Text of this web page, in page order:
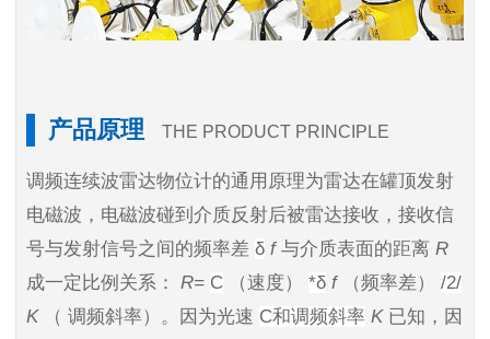
产品原理 THE PRODUCT PRINCIPLE
调频连续波雷达物位计的通用原理为雷达在罐顶发射
电磁波，电磁波碰到介质反射后被雷达接收，接收信
号与发射信号之间的频率差 δ f 与介质表面的距离 R
成一定比例关系：
R= C （速度） *δ f （频率差）
/2/
K
（ 调频斜率）。因为光速 C和调频斜率 K 已知，因